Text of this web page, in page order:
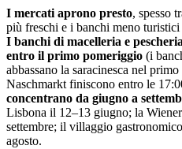
I mercati aprono presto, spesso
più freschi e i banchi meno
I banchi di macelleria e
entro il primo pomeriggio (i
abbassano la saracinesca nel
Naschmarkt finiscono entro le
concentrano da giugno a
Lisbona il 12–13 giugno; la
settembre; il villaggio
agosto.